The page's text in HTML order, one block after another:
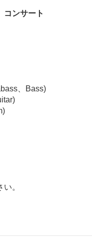
コンサート
、Bass)
。